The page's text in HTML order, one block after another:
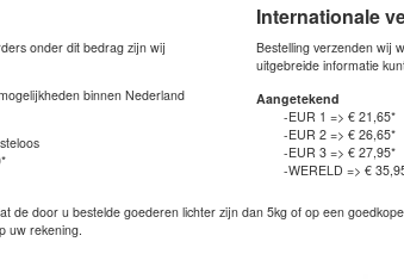
onder dit bedrag zijn wij
binnen Nederland
Internationale
Bestelling verzenden wij
uitgebreide informatie
Aangetekend
-EUR 1 => € 21,65*
-EUR 2 => € 26,65*
-EUR 3 => € 27,95*
-WERELD => €
de door u bestelde goederen lichter zijn dan 5kg of op een
uw rekening.